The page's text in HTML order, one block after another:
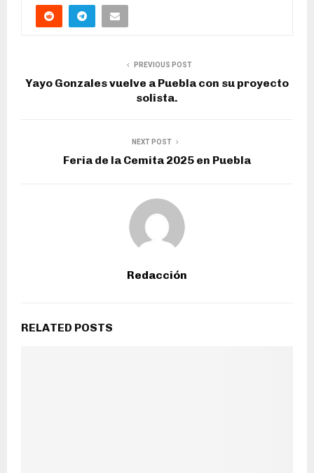
PREVIOUS POST
Yayo Gonzales vuelve a Puebla con su proyecto
solista.
NEXT POST
Feria de la Cemita 2025 en Puebla
Redacción
RELATED POSTS